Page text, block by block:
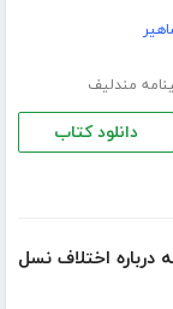
مندلیف
دانلود کتاب
درباره اختلاف نسل